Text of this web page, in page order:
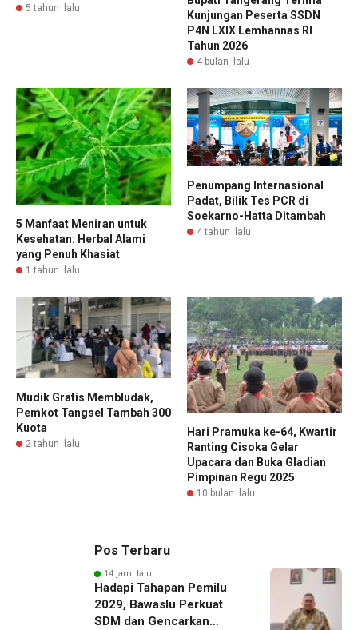
5 tahun lalu
Kunjungan Peserta SSDN
P4N LXIX Lemhannas RI
Tahun 2026
4 bulan lalu
5 Manfaat Meniran untuk
Kesehatan: Herbal Alami
yang Penuh Khasiat
1 tahun lalu
Penumpang Internasional
Padat, Bilik Tes PCR di
Soekarno-Hatta Ditambah
4 tahun lalu
Mudik Gratis Membludak,
Pemkot Tangsel Tambah 300
Kuota
2 tahun lalu
Hari Pramuka ke-64, Kwartir
Ranting Cisoka Gelar
Upacara dan Buka Gladian
Pimpinan Regu 2025
10 bulan lalu
Pos Terbaru
14 jam lalu
Hadapi Tahapan Pemilu
2029, Bawaslu Perkuat
SDM dan Gencarkan